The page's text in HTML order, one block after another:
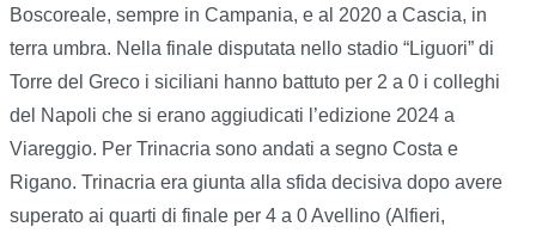
Boscoreale, sempre in Campania, e al 2020 a Cascia, in
terra umbra. Nella finale disputata nello stadio “Liguori” di
Torre del Greco i siciliani hanno battuto per 2 a 0 i colleghi
del Napoli che si erano aggiudicati l’edizione 2024 a
Viareggio. Per Trinacria sono andati a segno Costa e
Rigano. Trinacria era giunta alla sfida decisiva dopo avere
superato ai quarti di finale per 4 a 0 Avellino (Alfieri,